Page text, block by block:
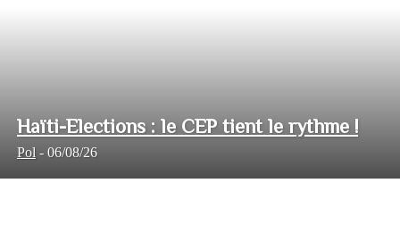
Haïti-Elections : le CEP tient le rythme !
Pol - 06/08/26